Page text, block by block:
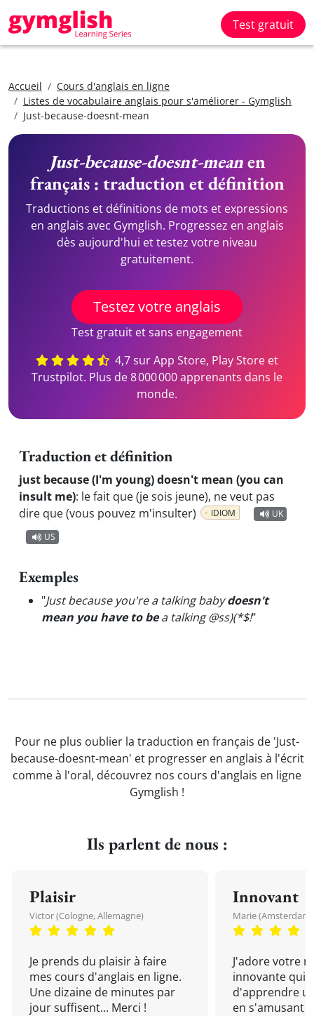
Test gratuit
Accueil
Cours d'anglais en ligne
Listes de vocabulaire anglais pour s'améliorer - Gymglish
Just-because-doesnt-mean
Just-because-doesnt-meanen
français : traduction et définition
Traductions et définitions de mots et expressions
en anglais avec Gymglish. Progressez en anglais
dès aujourd'hui et testez votre niveau
gratuitement.
Testez votre anglais
Test gratuit et sans engagement
4,7 sur App Store, Play Store et
Trustpilot. Plus de 8 000 000 apprenants dans le
monde.
Traduction et définition
just because (I'm young) doesn't mean (you can
insult me): le fait que (je sois jeune), ne veut pas
dire que (vous pouvez m'insulter)
IDIOM
UK
US
Exemples
"Just because you're a talking babydoesn't
mean you have to bea talking @ss)(*$!"
Pour ne plus oublier la traduction en français de 'Just-
because-doesnt-mean' et progresser en anglais à l'écrit
comme à l'oral, découvrez nos cours d'anglais en ligne
Gymglish !
Ils parlent de nous :
Plaisir
Victor (Cologne, Allemagne)
Je prends du plaisir à faire
mes cours d'anglais en ligne.
Une dizaine de minutes par
jour suffisent... Merci !
Innovant
Marie (Amsterdam,
J'adore votre
innovante qui
d'apprendre
en s'amusant !